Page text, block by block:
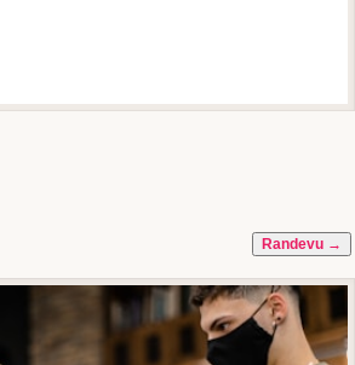
Randevu →